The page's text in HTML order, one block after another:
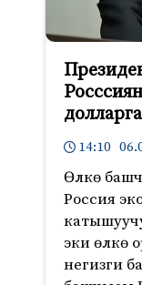
14:10
Өлкө
Россия
эки өлкө
негизги